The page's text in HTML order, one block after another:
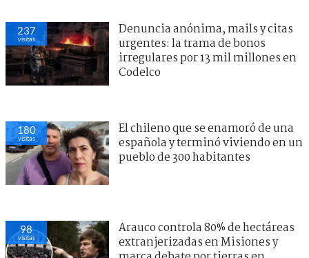
237
visitas
Denuncia anónima, mails y citas
urgentes: la trama de bonos
irregulares por 13 mil millones en
Codelco
180
visitas
El chileno que se enamoró de una
española y terminó viviendo en un
pueblo de 300 habitantes
98
visitas
Arauco controla 80% de hectáreas
extranjerizadas en Misiones y